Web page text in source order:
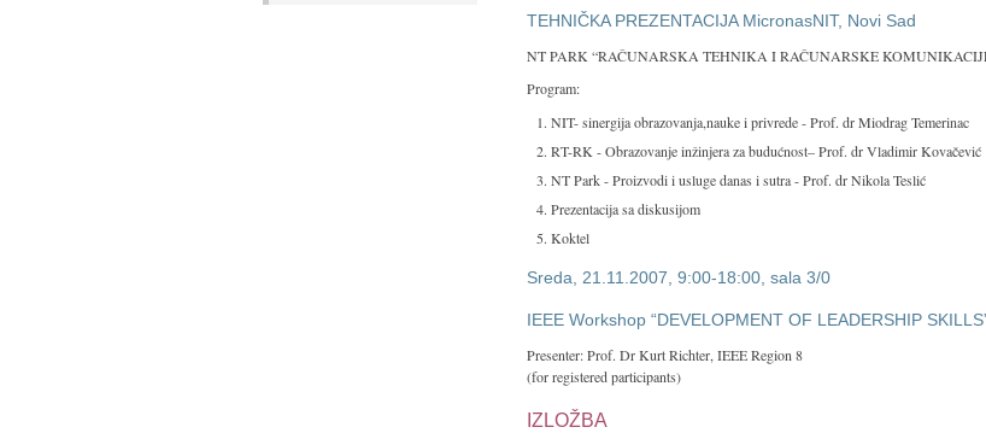
TEHNIČKA PREZENTACIJA MicronasNIT, Novi Sad
NT PARK “RAČUNARSKA TEHNIKA I RAČUNARSKE
Program:
NIT- sinergija obrazovanja,nauke i privrede - Prof. dr Miodrag Temerinac
RT-RK - Obrazovanje inžinjera za budućnost– Prof. dr Vladimir Kovačević
NT Park - Proizvodi i usluge danas i sutra - Prof. dr Nikola Teslić
Prezentacija sa diskusijom
Koktel
Sreda, 21.11.2007, 9:00-18:00, sala 3/0
IEEE Workshop “DEVELOPMENT OF LEADERSHIP
Presenter: Prof. Dr Kurt Richter, IEEE Region 8
(for registered participants)
IZLOŽBA